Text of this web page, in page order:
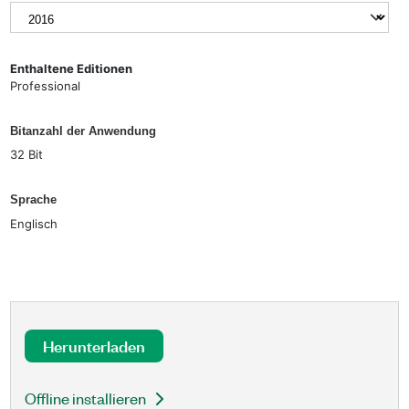
Enthaltene Editionen
Professional
Bitanzahl der Anwendung
32 Bit
Sprache
Englisch
Herunterladen
Offline installieren